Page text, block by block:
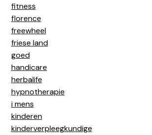
fitness
florence
freewheel
friese land
goed
handicare
herbalife
hypnotherapie
i mens
kinderen
kinderverpleegkundige